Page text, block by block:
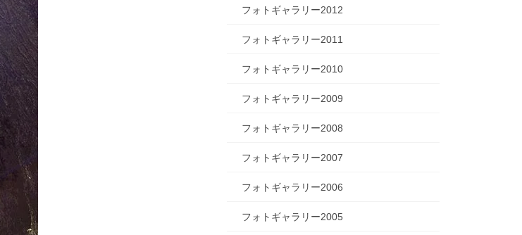
フォトギャラリー2012
フォトギャラリー2011
フォトギャラリー2010
フォトギャラリー2009
フォトギャラリー2008
フォトギャラリー2007
フォトギャラリー2006
フォトギャラリー2005